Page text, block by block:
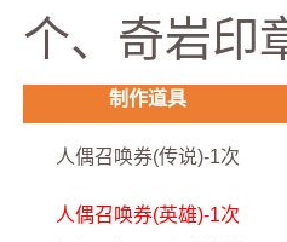
个、奇岩印
制作道具
人偶召唤券(传说)-1次
人偶召唤券(英雄)-1次